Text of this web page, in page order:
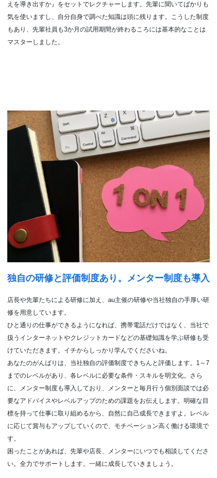
えを導き出すか』をセットでレクチャーします。先輩に聞いてばかりも
気を使いますし、自分自身で調べた知識は頭に残ります。こうした制度
もあり、先輩社員も3か月の試用期間が終わるころには基本的なことは
マスターしました。
独自の研修と評価制度あり。メンター制度も導入
店長や先輩たちによる研修に加え、au主催の研修や当社独自の手厚い研
修を用意しています。
ひと通りの仕事ができるようになれば、携帯電話だけではなく、当社で
扱うインターネットやクレジットカードなどの基礎知識を学ぶ研修も受
けていただきます。イチからしっかり学んでくださいね。
あなたのがんばりは、当社独自の評価制度できちんと評価します。1～7
までのレベルがあり、各レベルに必要な条件・スキルを明文化。さら
に、メンター制度も導入しており、メンターと毎月行う個別面談では必
要なアドバイスやレベルアップのための課題をお伝えします。明確な目
標を持って仕事に取り組めるから、自然に自己成長できますよ。レベル
に応じて賞与もアップしていくので、モチベーション高く働ける環境で
す。
困ったことがあれば、先輩や店長、メンターにいつでも相談してくださ
い。全力でサポートします。一緒に成長していきましょう。